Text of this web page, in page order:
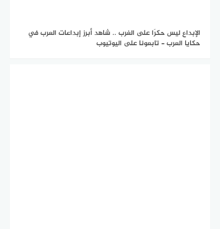
الإبداع ليس حكرًا على الغرب .. شاهد أبرز إبداعات العرب في
حكايا العرب - تابعونا على اليوتيوب